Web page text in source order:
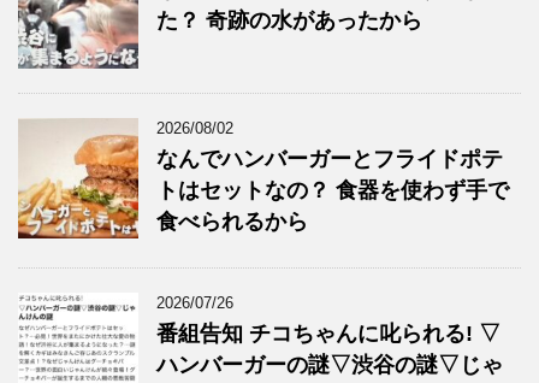
た？ 奇跡の水があったから
2026/08/02
なんでハンバーガーとフライドポテ
トはセットなの？ 食器を使わず手で
食べられるから
2026/07/26
番組告知 チコちゃんに叱られる! ▽
ハンバーガーの謎▽渋谷の謎▽じゃ